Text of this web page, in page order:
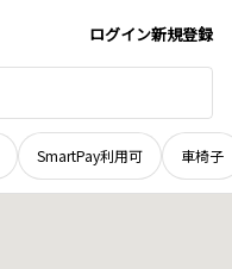
ログイン新規登録
SmartPay利用可 車椅子